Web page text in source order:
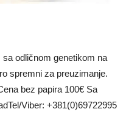
odličnom genetikom na
spremni za preuzimanje.
bez papira 100€ Sa
Viber: +381(0)69722995